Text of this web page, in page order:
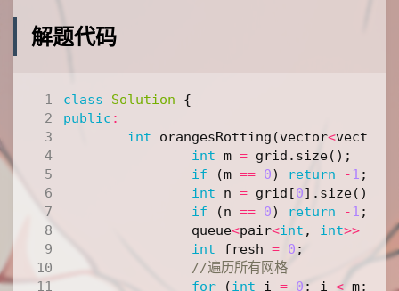
解题代码
class Solution
{
public :
int
orangesRotting (vector<vector
int m = grid . size();
if
(m == 0) return - 1 ;
int
n = grid [0]. size();
if
(n == 0) return - 1 ;
queue<pair<int , int>>
int
fresh = 0 ;
for
(int i = 0 ; i < m;